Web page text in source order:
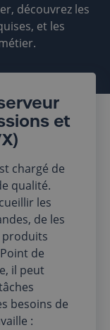
découvrez les
et les
et
chargé de
qualité.
les
de les
produits
de
il peut
besoins de
: